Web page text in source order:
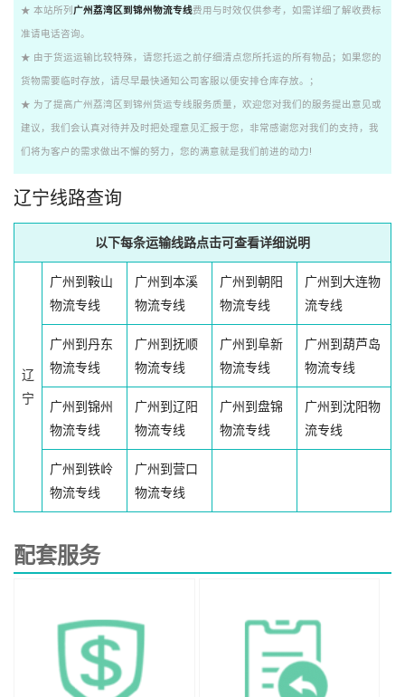
★ 本站所列 广州荔湾区到锦州物流专线费用与时效仅供参考，如需详细了解收费标
准请电话咨询。
★ 由于货运运输比较特殊，请您托运之前仔细清点您所托运的所有物品；如果您的
货物需要临时存放，请尽早最快通知公司客服以便安排仓库存放。；
★ 为了提高广州荔湾区到锦州货运专线服务质量，欢迎您对我们的服务提出意见或
建议，我们会认真对待并及时把处理意见汇报于您，非常感谢您对我们的支持，我
们将为客户的需求做出不懈的努力，您的满意就是我们前进的动力!
辽宁线路查询
以下每条运输线路点击可查看详细说明
辽
宁
广州到鞍山
物流专线
广州到本溪
物流专线
广州到朝阳
物流专线
广州到大连物
流专线
广州到丹东
物流专线
广州到抚顺
物流专线
广州到阜新
物流专线
广州到葫芦岛
物流专线
广州到锦州
物流专线
广州到辽阳
物流专线
广州到盘锦
物流专线
广州到沈阳物
流专线
广州到铁岭
物流专线
广州到营口
物流专线
配套服务